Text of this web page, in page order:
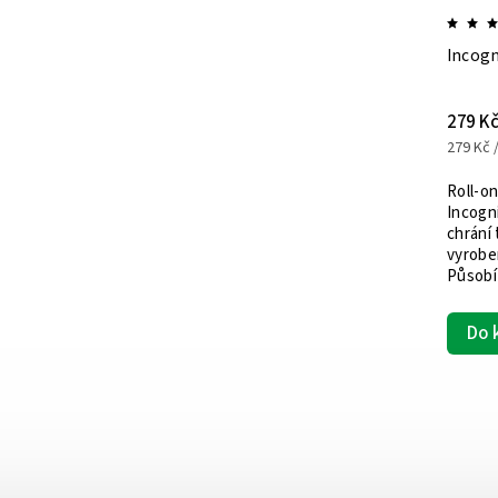
279 Kč
279 Kč
Do
Roll-
chrání